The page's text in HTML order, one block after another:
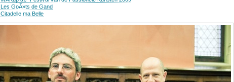
Les GoÃ»ts de Gand
Citadelle ma Belle